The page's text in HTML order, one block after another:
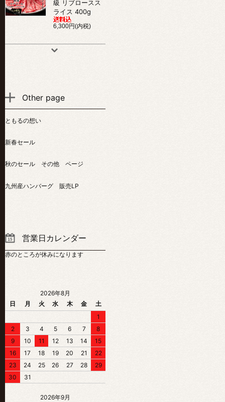
級 リブロースス
ライス 400g
6,300円(内税)
Other page
ともるの想い
新春セール
秋のセール その他 ページ
九州産ハンバーグ 販売LP
営業日カレンダー
赤のところが休みになります
2026年8月
日
月 火 水 木 金
土
1
2
3 4 5 6 7
8
9
10 11 12 13 14
15
16
17 18 19 20 21
22
23
24 25 26 27 28
29
30
31
2026年9月